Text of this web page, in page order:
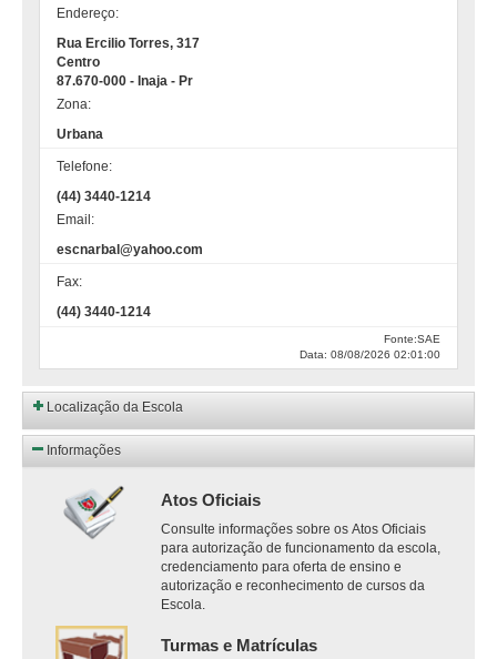
Endereço:
Rua Ercilio Torres, 317
Centro
87.670-000 - Inaja - Pr
Zona:
Urbana
Telefone:
(44) 3440-1214
Email:
escnarbal@yahoo.com
Fax:
(44) 3440-1214
Fonte:SAE
Data: 08/08/2026 02:01:00
Localização da Escola
Informações
Atos Oficiais
Consulte informações sobre os Atos Oficiais
para autorização de funcionamento da escola,
credenciamento para oferta de ensino e
autorização e reconhecimento de cursos da
Escola.
Turmas e Matrículas